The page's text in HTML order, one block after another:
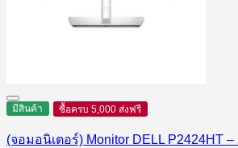
มีสินค้า ซื้อครบ 5,000 ส่งฟรี
(จอมอนิเตอร์) Monitor DELL P2424HT –